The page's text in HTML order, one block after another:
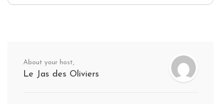
About your host,
Le Jas des Oliviers